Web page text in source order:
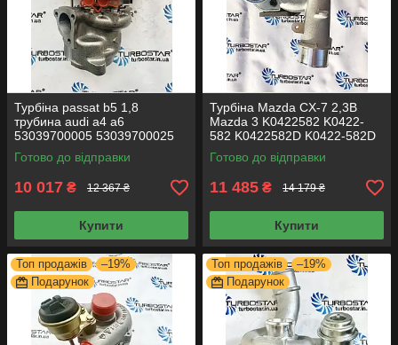
Турбіна passat b5 1,8
трубина audi a4 a6
53039700005 53039700025
53039700029 058145703J
058145703N
Готово до відправки
10 017 ₴ 12 367 ₴
Купити
Турбіна Mazda CX-7 2,3B
Mazda 3 K0422582 K0422-
582 K0422582D K0422-582D
Mazda cx7 турбіна Турбіна
мазда сх7
Готово до відправки
11 485 ₴ 14 179 ₴
Купити
Топ продажів
–19%
Подарунок
Топ продажів
–19%
Подарунок